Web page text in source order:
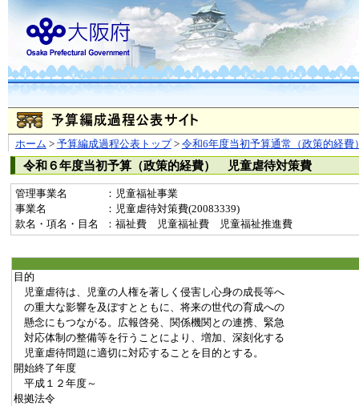
ホーム > 予算編成過程公表トップ> 令和6年度当初予算通常（政策的経費
令和６年度当初予算（政策的経費） 児童虐待対策費
管理事業名
：児童福祉事業
事業名
：児童虐待対策費(20083339)
款名・項名・目名
：福祉費 児童福祉費 児童福祉推進費
目的
児童虐待は、児童の人権を著しく侵害し心身の成長等へ
の重大な影響を及ぼすとともに、将来の世代の育成への
懸念にもつながる。広報啓発、関係機関との連携、緊急
対応体制の整備等を行うことにより、増加、深刻化する
児童虐待問題に適切に対応することを目的とする。
開始終了年度
平成１２年度～
根拠法令